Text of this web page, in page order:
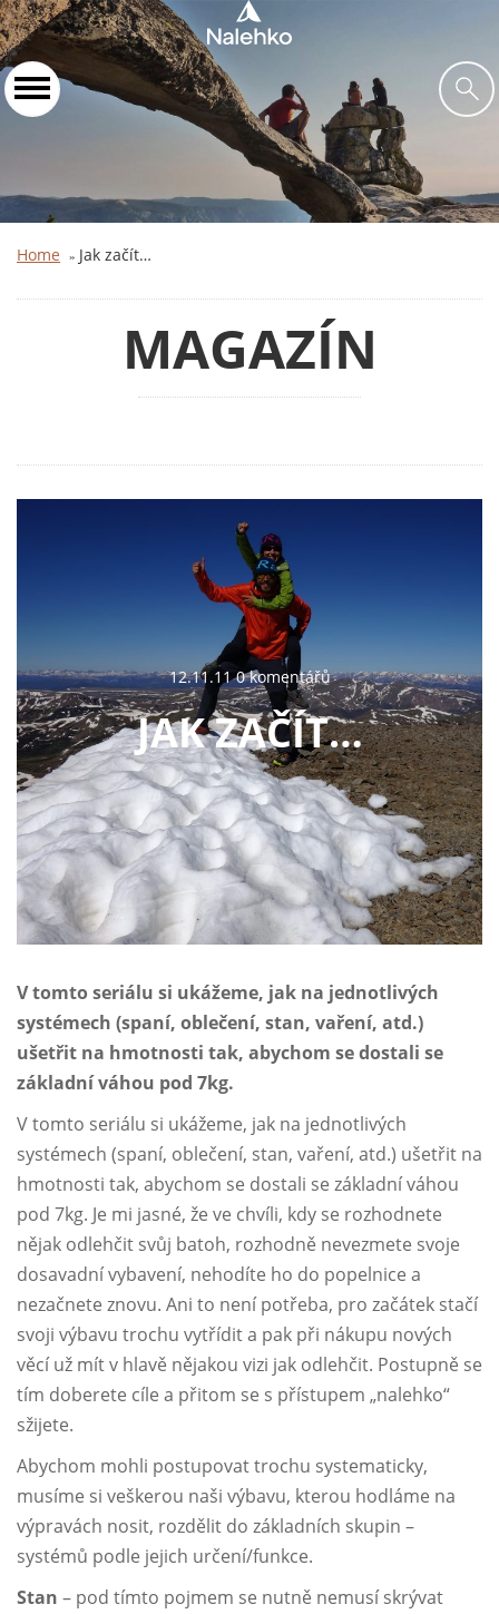
Home » Jak začít…
MAGAZÍN
12.11.11 0 komentářů
JAK ZAČÍT…
V tomto seriálu si ukážeme, jak na jednotlivých
systémech (spaní, oblečení, stan, vaření, atd.)
ušetřit na hmotnosti tak, abychom se dostali se
základní váhou pod 7kg.
V tomto seriálu si ukážeme, jak na jednotlivých
systémech (spaní, oblečení, stan, vaření, atd.) ušetřit na
hmotnosti tak, abychom se dostali se základní váhou
pod 7kg. Je mi jasné, že ve chvíli, kdy se rozhodnete
nějak odlehčit svůj batoh, rozhodně nevezmete svoje
dosavadní vybavení, nehodíte ho do popelnice a
nezačnete znovu. Ani to není potřeba, pro začátek stačí
svoji výbavu trochu vytřídit a pak při nákupu nových
věcí už mít v hlavě nějakou vizi jak odlehčit. Postupně se
tím doberete cíle a přitom se s přístupem „nalehko“
sžijete.
Abychom mohli postupovat trochu systematicky,
musíme si veškerou naši výbavu, kterou hodláme na
výpravách nosit, rozdělit do základních skupin –
systémů podle jejich určení/funkce.
Stan – pod tímto pojmem se nutně nemusí skrývat